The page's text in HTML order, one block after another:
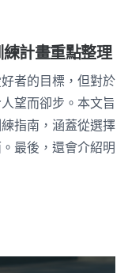
計畫重點整理
者的目標，但對於
望而卻步。本文旨
指南，涵蓋從選擇
最後，還會介紹明